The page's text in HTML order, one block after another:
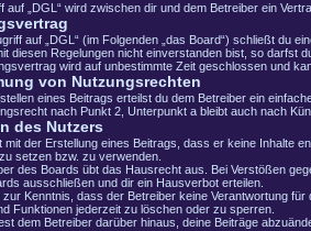
auf „DGL“ wird zwischen dir und dem Betreiber ein
auf „DGL“ (im Folgenden „das Board“) schließt du
diesen Regelungen nicht einverstanden bist, so darfst
wird auf unbestimmte Zeit geschlossen und
von Nutzungsrechten
eines Beitrags erteilst du dem Betreiber ein
nach Punkt 2, Unterpunkt a bleibt auch nach
des Nutzers
mit der Erstellung eines Beitrags, dass er keine Inhalte
setzen bzw. zu verwenden.
des Boards übt das Hausrecht aus. Bei Verstößen
ausschließen und dir ein Hausverbot erteilen.
zur Kenntnis, dass der Betreiber keine Verantwortung
Funktionen jederzeit zu löschen oder zu sperren.
dem Betreiber darüber hinaus, deine Beiträge